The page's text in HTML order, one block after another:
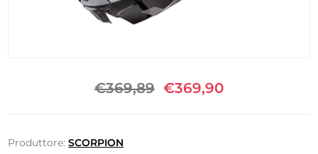
€369,89 €369,90
Produttore: SCORPION